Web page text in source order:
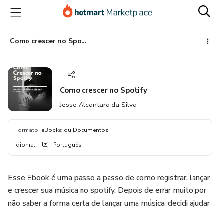
para
conteúdo
principal
para
pagamento
para
rodapé
Como crescer no Spotify
Como crescer no Spotify
Jesse Alcantara da Silva
Formato: eBooks ou Documentos
Idioma: Português
Esse Ebook é uma passo a passo de como registrar, lançar
e crescer sua música no spotify. Depois de errar muito por
não saber a forma certa de lançar uma música, decidi ajudar